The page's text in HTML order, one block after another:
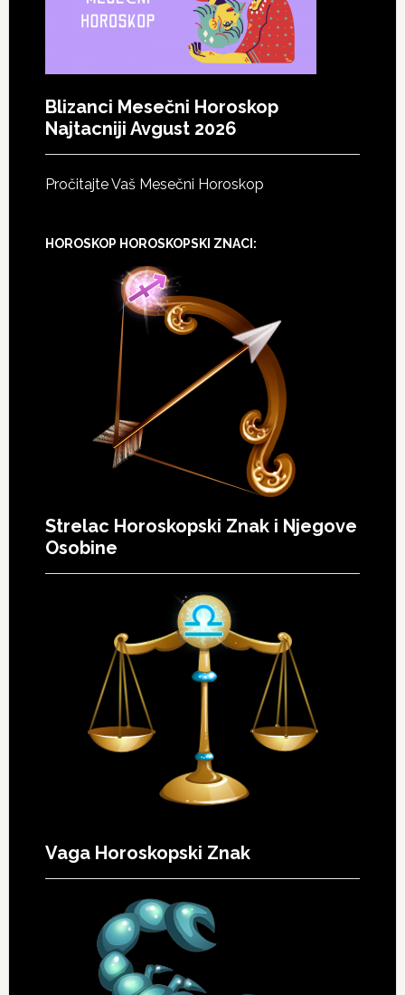
Blizanci Mesečni Horoskop
Najtacniji Avgust 2026
Pročitajte Vaš Mesečni Horoskop
HOROSKOP HOROSKOPSKI ZNACI:
Strelac Horoskopski Znak i Njegove
Osobine
Vaga Horoskopski Znak